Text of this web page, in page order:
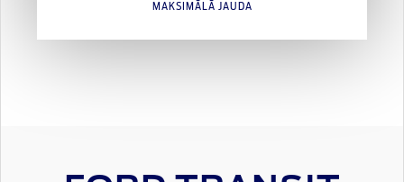
MAKSIMĀLĀ JAUDA